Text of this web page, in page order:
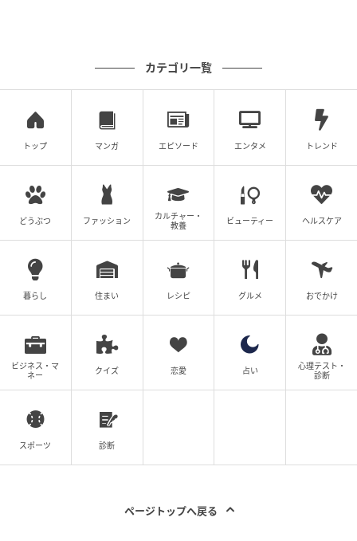
藻類をもう一品追加するだけでも、不足しがちな食物
繊維が補えて効果的です。
運動については、いきなりジムに通うなどのハードル
を上げる必要はありません。まずは『座りっぱなしの
時間』を減らすことから始めてみてください。テレビ
を見ながらストレッチをする、家事の合間にこまめに
立ち上がる、普段より少しだけ早歩きを意識するな
ど、日常の身体活動量を少し増やすだけでも、心身の
そして、見落としがちなのが『睡眠』です。寝る前の
スマートフォンを控える、湯船にゆっくり浸かるな
ど、ご自身に合った方法で睡眠の質を高める工夫を取
り入れてみてください。無理のない範囲で、明日から
一つずつ始めていきましょう。」
「毎日の積み重ね」が未来を作る。無理のな
更年期の体は、これまでとは違うサインを出し始めて
カテゴリ一覧
トップ マンガ エピソード エンタメ トレンド
どうぶつ ファッション
カルチャー・
教養
ビューティー ヘルスケア
暮らし 住まい レシピ グルメ おでかけ
ビジネス・マ
ネー
クイズ 恋愛 占い
心理テスト・
診断
スポーツ 診断
ページトップへ戻る